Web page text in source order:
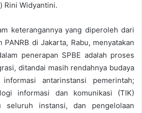
Rini Widyantini.
keterangannya yang diperoleh dari
PANRB di Jakarta, Rabu, menyatakan
penerapan SPBE adalah proses
ditandai masih rendahnya budaya
antarinstansi pemerintah;
informasi dan komunikasi (TIK)
seluruh instansi, dan pengelolaan